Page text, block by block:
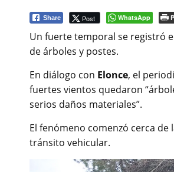
Share Post WhatsApp
Un fuerte temporal se registró
de árboles y postes.
En diálogo con Elonce, el
fuertes vientos quedaron
serios daños materiales”.
El fenómeno comenzó cerca
tránsito vehicular.